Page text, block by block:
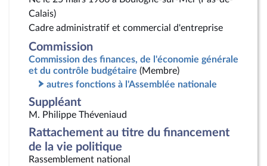
Calais)
Cadre administratif et commercial d'entreprise
Commission
Commission des finances, de l'économie générale
et du contrôle budgétaire (Membre)
autres fonctions à l'Assemblée nationale
Suppléant
M. Philippe Théveniaud
Rattachement au titre du financement
de la vie politique
Rassemblement national